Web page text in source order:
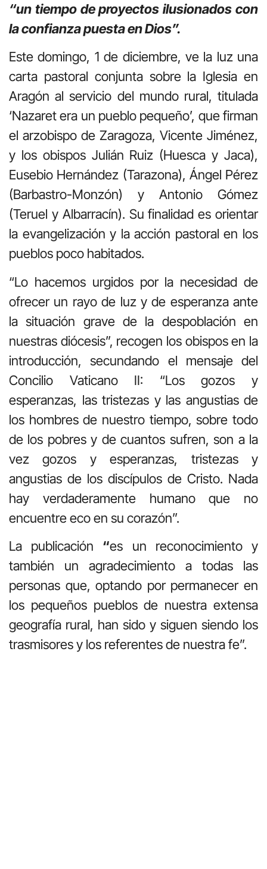
“un tiempo de proyectos ilusionados con
la confianza puesta en Dios”.
Este domingo, 1 de diciembre, ve la luz una
carta pastoral conjunta sobre la Iglesia en
Aragón al servicio del mundo rural, titulada
‘Nazaret era un pueblo pequeño’, que firman
el arzobispo de Zaragoza, Vicente Jiménez,
y los obispos Julián Ruiz (Huesca y Jaca),
Eusebio Hernández (Tarazona), Ángel Pérez
(Barbastro-Monzón) y Antonio Gómez
(Teruel y Albarracín). Su finalidad es orientar
la evangelización y la acción pastoral en los
pueblos poco habitados.
“Lo hacemos urgidos por la necesidad de
ofrecer un rayo de luz y de esperanza ante
la situación grave de la despoblación en
nuestras diócesis”, recogen los obispos en la
introducción, secundando el mensaje del
Concilio Vaticano II: “Los gozos y
esperanzas, las tristezas y las angustias de
los hombres de nuestro tiempo, sobre todo
de los pobres y de cuantos sufren, son a la
vez gozos y esperanzas, tristezas y
angustias de los discípulos de Cristo. Nada
hay verdaderamente humano que no
encuentre eco en su corazón”.
La publicación “es un reconocimiento y
también un agradecimiento a todas las
personas que, optando por permanecer en
los pequeños pueblos de nuestra extensa
geografía rural, han sido y siguen siendo los
trasmisores y los referentes de nuestra fe”.